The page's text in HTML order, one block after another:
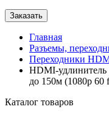
Заказать
Главная
Разъемы,
Переходники
HDMI-удлинитель
до 150м (1080p
Каталог товаров